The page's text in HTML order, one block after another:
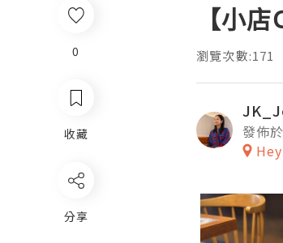
【小
瀏覽次數:171
發佈
0
收藏
分享